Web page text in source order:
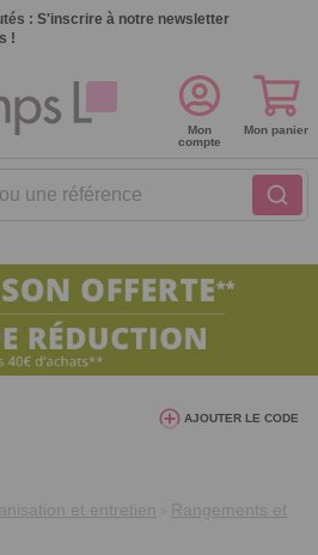
: S'inscrire à notre newsletter
!
une référence
Mon
compte
Mon panier
12/08/2026.
AJOUTER LE CODE
et entretien
Rangements et